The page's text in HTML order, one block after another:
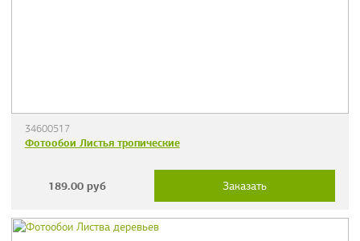
34600517
Фотообои Листья тропические
189.00 руб Заказать